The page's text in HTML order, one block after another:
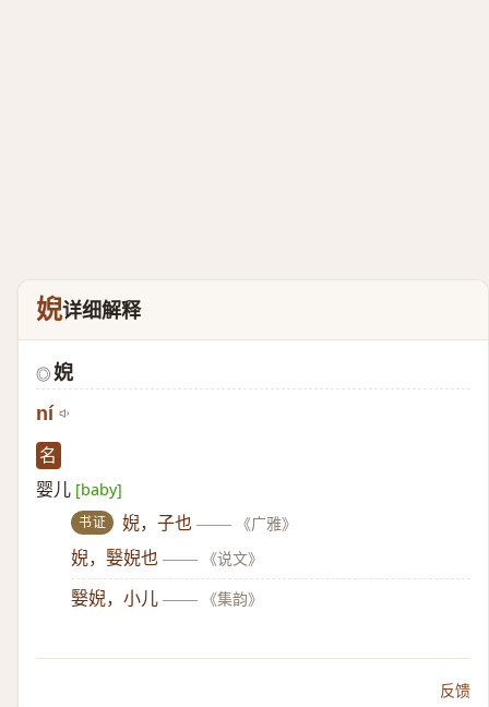
婗详细解释
◎ 婗
ní
名
婴儿 [baby]
书证 婗，子也 —— 《广雅》
婗，嫛婗也 —— 《说文》
嫛婗，小儿 —— 《集韵》
反馈